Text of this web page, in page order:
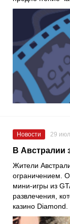
Новости 29
В Австралии
Жители
ограничением.
мини-игры из
развлечения,
казино Diamond.